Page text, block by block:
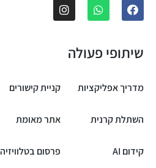
שיתופי פעולה
מדריך אפליקציות קניית קישורים
השתלת קרנית אתר מאומת
קידום AI פרסום בטלוויזיה